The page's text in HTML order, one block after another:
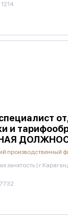
1214
и
производственный
занятость |
7732